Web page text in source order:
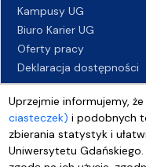
Uprzejmie informujemy,
ciasteczek) i podobnych
zbierania statystyk i
Uniwersytetu
Kampusy UG
Biuro Karier UG
Oferty pracy
Deklaracja dostępności